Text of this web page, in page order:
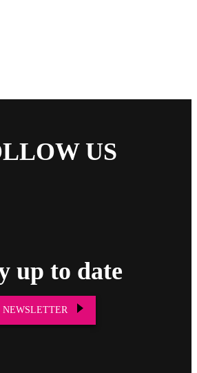
US
up to date
NEWSLETTER